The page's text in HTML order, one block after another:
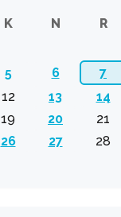
K N R
5 6 7
12 13 14
19 20 21
26 27 28